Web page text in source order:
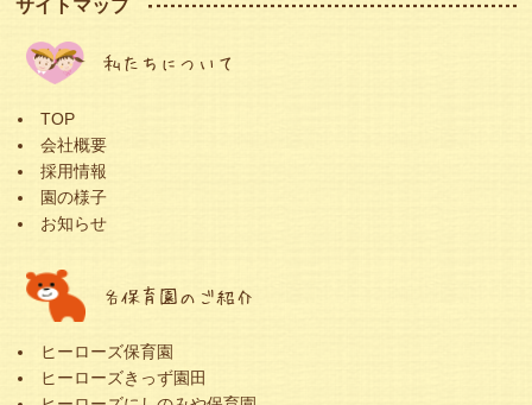
サイトマップ
私たちについて
TOP
会社概要
採用情報
園の様子
お知らせ
各保育園のご紹介
ヒーローズ保育園
ヒーローズきっず園田